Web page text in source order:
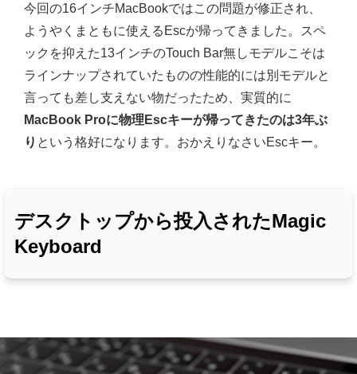
今回の16インチMacBookではこの問題が修正され、
ようやくまともに使えるEscが帰ってきました。スペ
ックを抑えた13インチのTouch Bar無しモデルこそは
ラインナップされていたものの性能的には別モデルと
言っても差し支えない物だったため、実質的に
MacBook Proに物理Escキーが帰ってきたのは3年ぶ
り という格好になります。おかえりなさいEscキー。
デスクトップから投入されたMagic
Keyboard